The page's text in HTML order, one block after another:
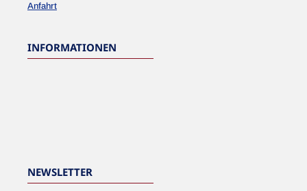
Anfahrt
INFORMATIONEN
NEWSLETTER